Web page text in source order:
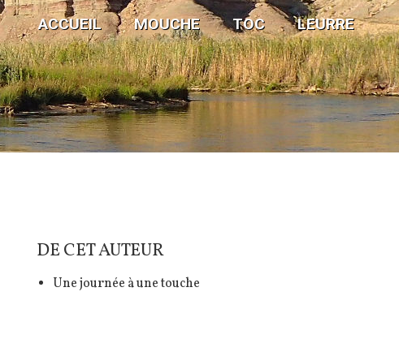
ACCUEIL MOUCHE TOC LEURRE
DE CET AUTEUR
Une journée à une touche